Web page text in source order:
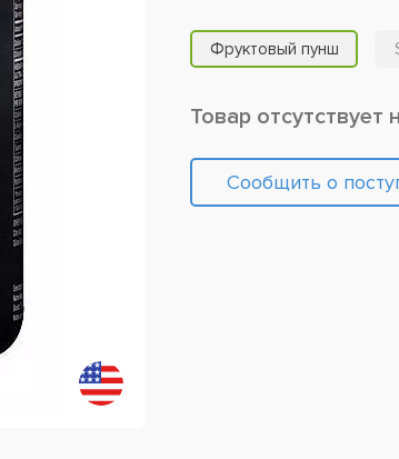
Фруктовый пунш
Товар отсутствует
Сообщить о